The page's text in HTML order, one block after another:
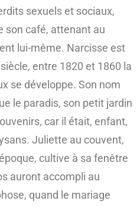
sexuels et sociaux,
son café, attenant au
lui-même. Narcisse est
entre 1820 et 1860 la
se développe. Son nom
le paradis, son petit jardin
car il était, enfant,
Juliette au couvent,
cultive à sa fenêtre
auront accompli au
quand le mariage